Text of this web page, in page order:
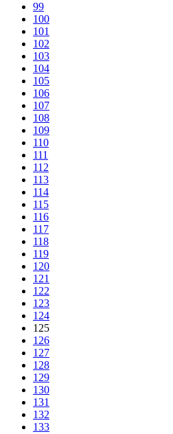
99
100
101
102
103
104
105
106
107
108
109
110
111
112
113
114
115
116
117
118
119
120
121
122
123
124
125
126
127
128
129
130
131
132
133